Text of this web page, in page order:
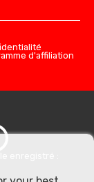
d'affiliation